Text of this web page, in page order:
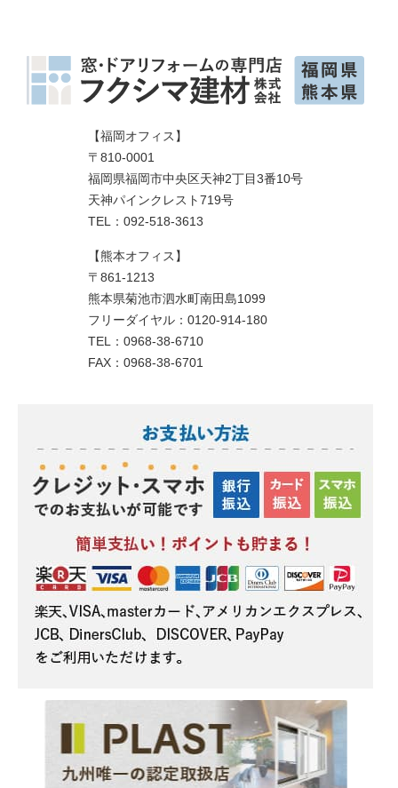
【福岡オフィス】
〒810-0001
福岡県福岡市中央区天神2丁目3番10号
天神パインクレスト719号
TEL：092-518-3613
【熊本オフィス】
〒861-1213
熊本県菊池市泗水町南田島1099
フリーダイヤル：0120-914-180
TEL：0968-38-6710
FAX：0968-38-6701